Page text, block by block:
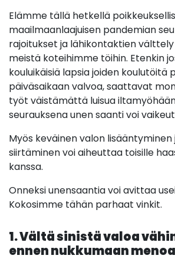
Elämme tällä hetkellä
maailmaanlaajuisen pandemian
rajoitukset ja lähikontaktien
meistä koteihimme töihin. Etenkin
kouluikäisiä lapsia joiden koulutöitä
päiväsaikaan valvoa, saattavat
työt väistämättä luisua
seurauksena unen saanti voi
Myös keväinen valon lisääntyminen
siirtäminen voi aiheuttaa toisille
kanssa.
Onneksi unensaantia voi avittaa
Kokosimme tähän parhaat vinkit.
1. Vältä sinistä valoa
ennen nukkumaan menoa